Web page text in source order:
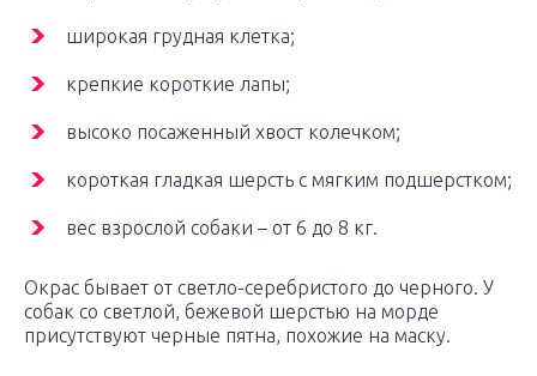
широкая грудная клетка;
крепкие короткие лапы;
высоко посаженный хвост колечком;
короткая гладкая шерсть с мягким подшерстком;
вес взрослой собаки – от 6 до 8 кг.
Окрас бывает от светло-серебристого до черного. У
собак со светлой, бежевой шерстью на морде
присутствуют черные пятна, похожие на маску.